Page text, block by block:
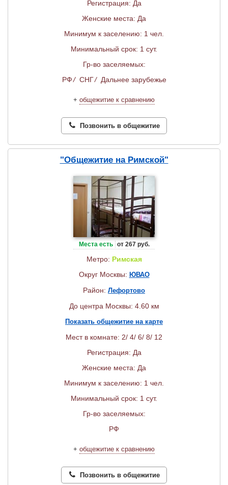
Регистрация: Да
Женские места: Да
Минимум к заселению: 1 чел.
Минимальный срок: 1 сут.
Гр-во заселяемых:
РФ/ СНГ/ Дальнее зарубежье
+ общежитие к сравнению
Позвонить в общежитие
"Общежитие на Римской"
Места есть от 267 руб.
Метро: Римская
Округ Москвы: ЮВАО
Район: Лефортово
До центра Москвы: 4.60 км
Показать общежитие на карте
Мест в комнате: 2/ 4/ 6/ 8/ 12
Регистрация: Да
Женские места: Да
Минимум к заселению: 1 чел.
Минимальный срок: 1 сут.
Гр-во заселяемых:
РФ
+ общежитие к сравнению
Позвонить в общежитие